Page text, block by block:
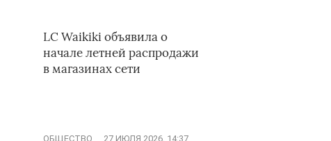
LC Waikiki объявила о
начале летней распродажи
в магазинах сети
ОБЩЕСТВО 27 ИЮЛЯ 2026, 14:37